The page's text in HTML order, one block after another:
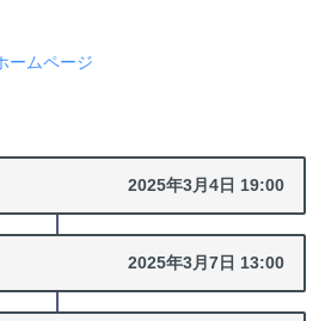
ームページ
2025年3月4日 19:00
2025年3月7日 13:00